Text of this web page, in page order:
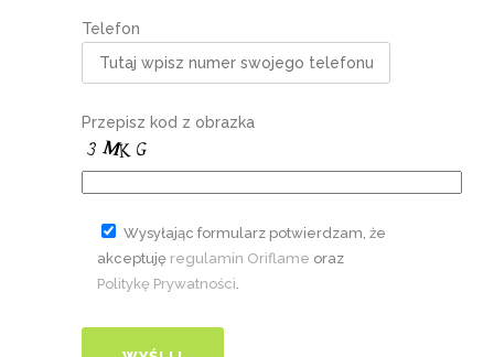
Telefon
Przepisz kod z obrazka
Wysyłając formularz potwierdzam, że
akceptuję regulamin Oriflame oraz
Politykę Prywatności